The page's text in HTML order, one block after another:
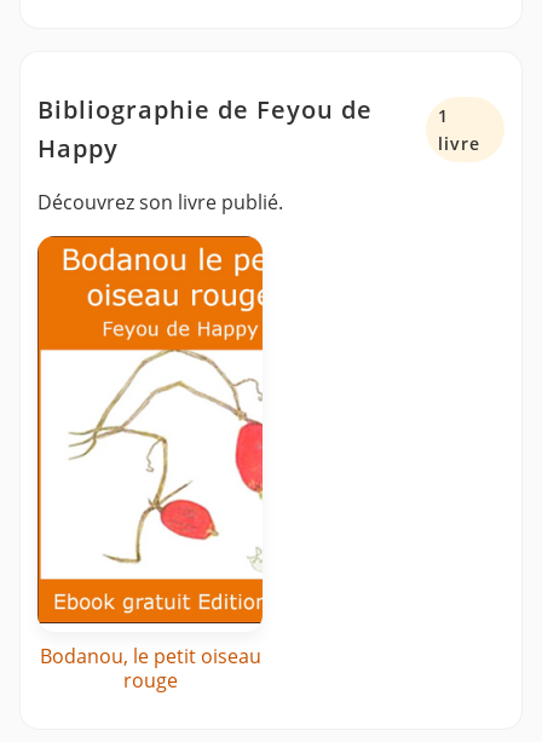
Bibliographie de Feyou de
Happy
1
livre
Découvrez son livre publié.
Bodanou, le petit oiseau
rouge